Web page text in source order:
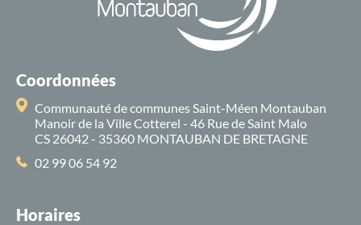
Coordonnées
Communauté de communes Saint-Méen Montauban
Manoir de la Ville Cotterel - 46 Rue de Saint Malo
CS 26042 - 35360 MONTAUBAN DE BRETAGNE
02 99 06 54 92
Horaires